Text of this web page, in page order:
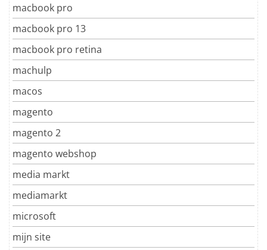
macbook pro
macbook pro 13
macbook pro retina
machulp
macos
magento
magento 2
magento webshop
media markt
mediamarkt
microsoft
mijn site